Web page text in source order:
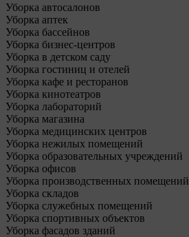
Уборка автосалонов
Уборка аптек
Уборка бассейнов
Уборка бизнес-центров
Уборка в детском саду
Уборка гостиниц и отелей
Уборка кафе и ресторанов
Уборка кинотеатров
Уборка лабораторий
Уборка магазина
Уборка медицинских центров
Уборка нежилых помещений
Уборка образовательных учреждений
Уборка офисов
Уборка производственных помещений
Уборка складов
Уборка служебных помещений
Уборка спортивных объектов
Уборка фасадов зданий